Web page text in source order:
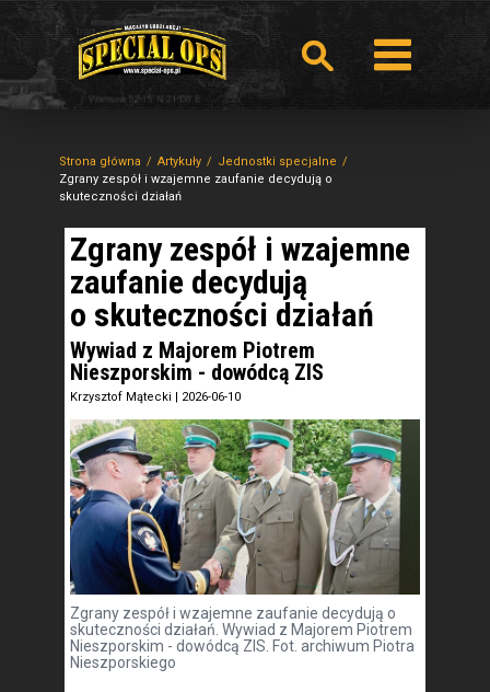
Strona główna Artykuły
Jednostki specjalne
Zgrany zespół i wzajemne zaufanie decydują o
skuteczności działań
Zgrany zespół i wzajemne
zaufanie decydują
o skuteczności działań
Wywiad z Majorem Piotrem
Nieszporskim - dowódcą ZIS
Krzysztof Mątecki | 2026-06-10
Zgrany zespół i wzajemne zaufanie decydują o
skuteczności działań. Wywiad z Majorem Piotrem
Nieszporskim - dowódcą ZIS. Fot. archiwum Piotra
Nieszporskiego